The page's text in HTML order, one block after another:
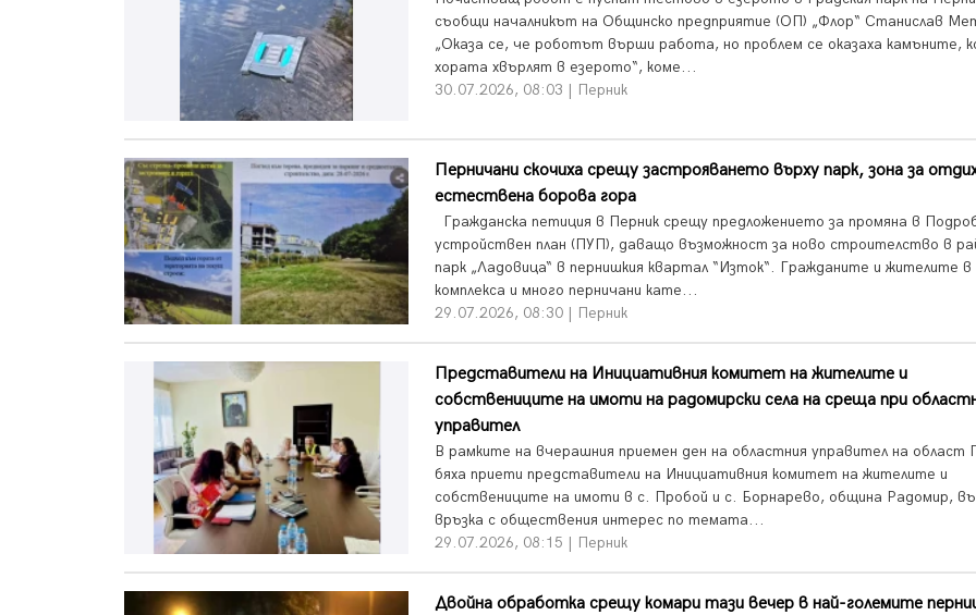
съобщи началникът на Общинско предприятие (ОП) „Флор“ Станислав
„Оказа се, че роботът върши работа, но проблем се оказаха камъните,
хората хвърлят в езерото“, коме...
30.07.2026, 08:03 | Перник
Перничани скочиха срещу застрояването върху парк, зона за
естествена борова гора
Гражданска петиция в Перник срещу предложението за промяна в
устройствен план (ПУП), даващо възможност за ново строителство в
парк „Ладовица“ в пернишкия квартал “Изток“. Гражданите и жителите в
комплекса и много перничани кате...
29.07.2026, 08:30 | Перник
Представители на Инициативния комитет на жителите и
собствениците на имоти на радомирски села на среща при
управител
В рамките на вчерашния приемен ден на областния управител на област
бяха приети представители на Инициативния комитет на жителите и
собствениците на имоти в с. Пробой и с. Борнарево, община Радомир,
връзка с обществения интерес по темата...
29.07.2026, 08:15 | Перник
Двойна обработка срещу комари тази вечер в най-големите